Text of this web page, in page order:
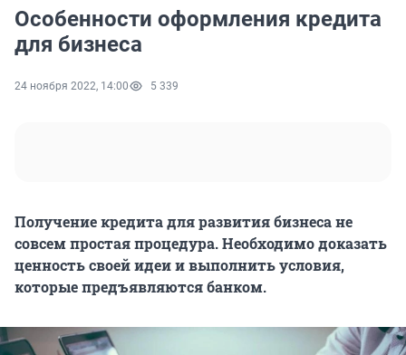
Особенности оформления кредита
для бизнеса
24 ноября 2022, 14:00 5 339
Получение кредита для развития бизнеса не
совсем простая процедура. Необходимо доказать
ценность своей идеи и выполнить условия,
которые предъявляются банком.